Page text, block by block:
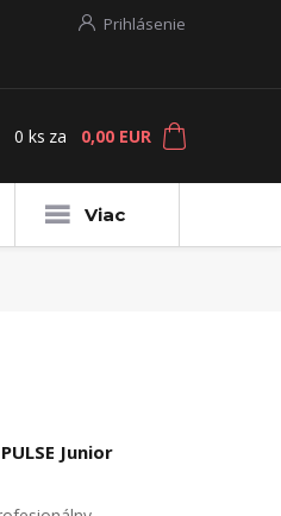
Prihlásenie
0 ks za 0,00 EUR
Viac
Junior